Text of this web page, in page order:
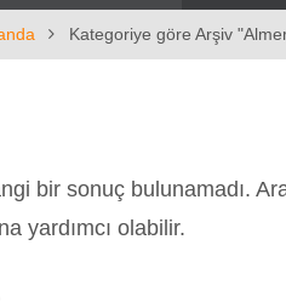
Kategoriye göre Arşiv
bir sonuç bulunamadı.
yardımcı olabilir.